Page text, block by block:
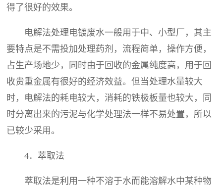
得了很好的效果。
电解法处理电镀废水一般用于中、小型厂，其主
要特点是不需投加处理药剂，流程简单，操作方便，
占生产场地少，同时由于回收的金属纯度高，用于回
收贵重金属有很好的经济效益。但当处理水量较大
时，电解法的耗电较大，消耗的铁极板量也较大，同
时分离出来的污泥与化学处理法一样不易处置，所以
已较少采用。
4．萃取法
萃取法是利用一种不溶于水而能溶解水中某种物